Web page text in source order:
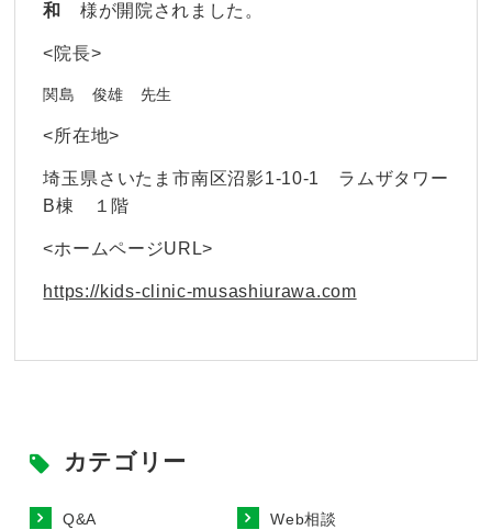
和 様が開院されました。
<院長>
関島 俊雄 先生
<所在地>
埼玉県さいたま市南区沼影1-10-1 ラムザタワー
B棟 １階
<ホームページURL>
https://kids-clinic-musashiurawa.com
カテゴリー
Q&A
Web相談